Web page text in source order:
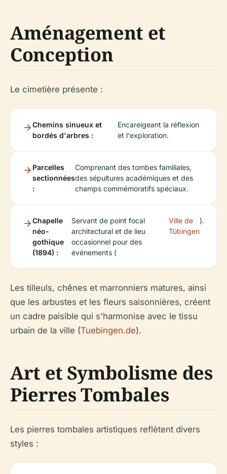
Aménagement et
Conception
Le cimetière présente :
Chemins sinueux et
bordés d'arbres :
Encareigeant la réflexion
et l'exploration.
Parcelles
sectionnées
:
Comprenant des tombes familiales,
des sépultures académiques et des
champs commémoratifs spéciaux.
Chapelle
néo-
gothique
(1894) :
Servant de point focal
architectural et de lieu
occasionnel pour des
événements (
Ville de
Tübingen
).
Les tilleuls, chênes et marronniers matures, ainsi
que les arbustes et les fleurs saisonnières, créent
un cadre paisible qui s'harmonise avec le tissu
urbain de la ville (Tuebingen.de).
Art et Symbolisme des
Pierres Tombales
Les pierres tombales artistiques reflètent divers
styles :